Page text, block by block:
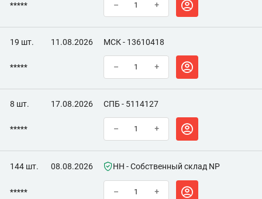
***** – +
19 шт. 11.08.2026 МСК - 13610418
***** – +
8 шт. 17.08.2026 СПБ - 5114127
***** – +
144 шт. 08.08.2026 НН - Собственный склад NP
***** – +